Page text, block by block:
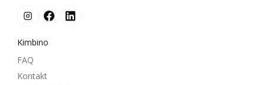
Kimbino
FAQ
Kontakt